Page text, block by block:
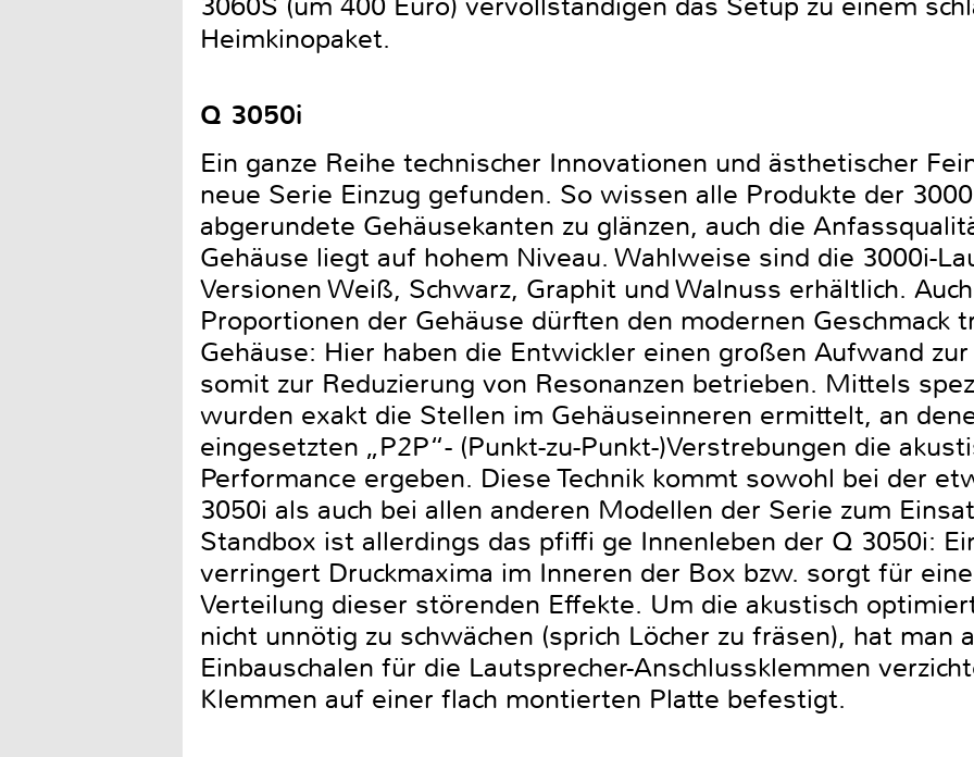
Heimkinopaket.
Q 3050i
Ein ganze Reihe technischer Innovationen und ästhetischer
neue Serie Einzug gefunden. So wissen alle Produkte der
abgerundete Gehäusekanten zu glänzen, auch die
Gehäuse liegt auf hohem Niveau. Wahlweise sind die 3000i-
Versionen Weiß, Schwarz, Graphit und Walnuss erhältlich.
Proportionen der Gehäuse dürften den modernen Geschmack
Gehäuse: Hier haben die Entwickler einen großen Aufwand
somit zur Reduzierung von Resonanzen betrieben. Mittels
wurden exakt die Stellen im Gehäuseinneren ermittelt, an
eingesetzten „P2P“- (Punkt-zu-Punkt-)Verstrebungen die
Performance ergeben. Diese Technik kommt sowohl bei der
3050i als auch bei allen anderen Modellen der Serie zum
Standbox ist allerdings das pfiffi ge Innenleben der Q 3050i:
verringert Druckmaxima im Inneren der Box bzw. sorgt für
Verteilung dieser störenden Effekte. Um die akustisch
nicht unnötig zu schwächen (sprich Löcher zu fräsen), hat man
Einbauschalen für die Lautsprecher-Anschlussklemmen
Klemmen auf einer flach montierten Platte befestigt.